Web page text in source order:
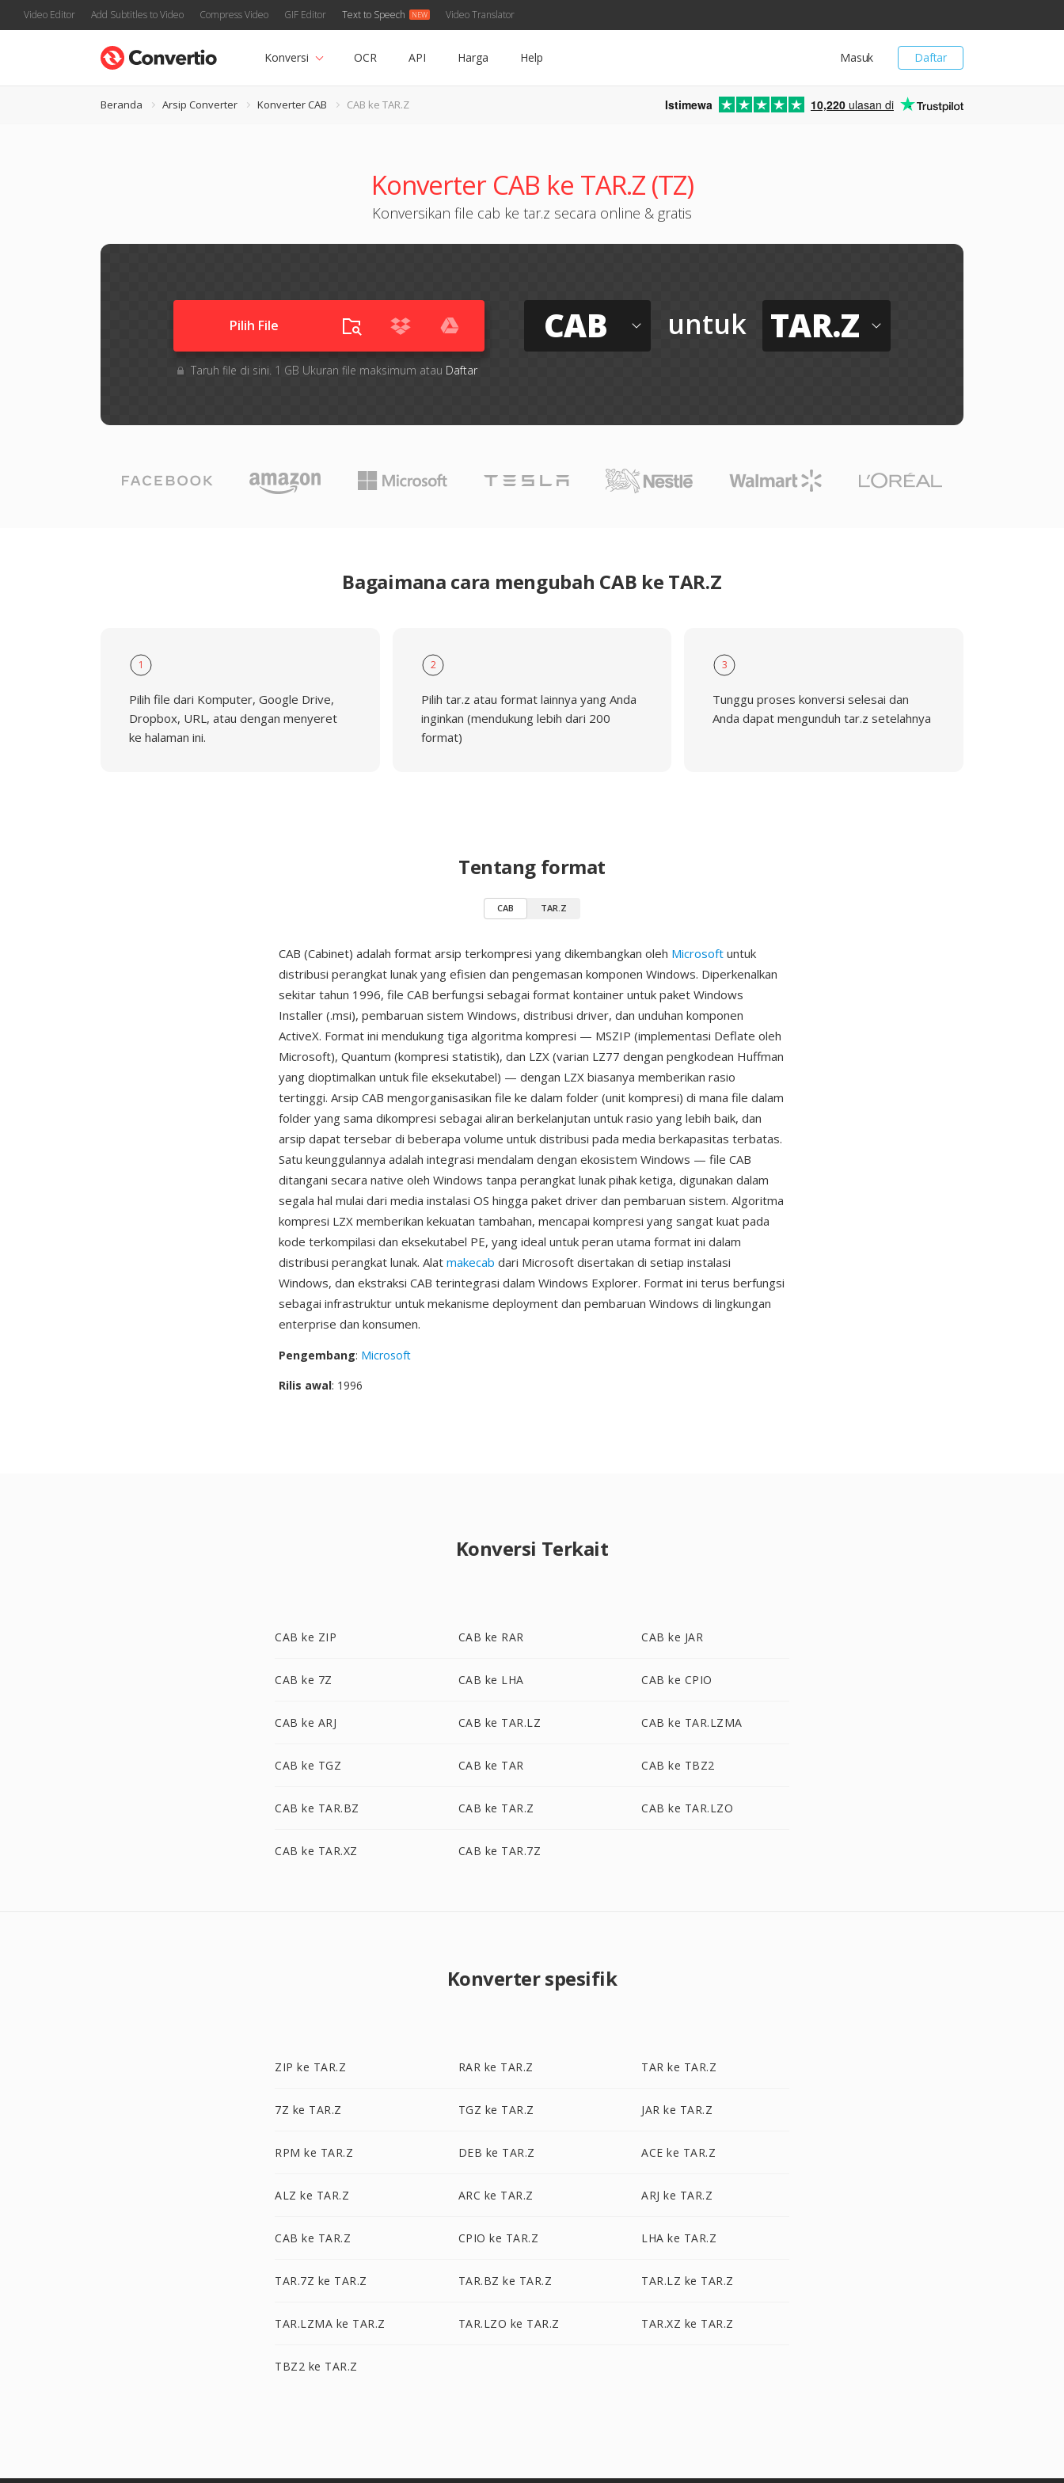
Video Editor Add Subtitles to Video Compress Video GIF Editor Text to Speech Video Translator
Daftar
Masuk
Konversi OCR API Harga Help
Beranda Arsip Converter Konverter CAB CAB ke TAR.Z Istimewa 10,220 ulasan di
Konverter CAB ke TAR.Z (TZ)
Konversikan file cab ke tar.z secara online & gratis
Pilih File
Taruh file di sini. 1 GB Ukuran file maksimum atau Daftar
CAB untuk TAR.Z
Bagaimana cara mengubah CAB ke TAR.Z
1
Pilih file dari Komputer, Google Drive,
Dropbox, URL, atau dengan menyeret
ke halaman ini.
2
Pilih tar.z atau format lainnya yang Anda
inginkan (mendukung lebih dari 200
format)
3
Tunggu proses konversi selesai dan
Anda dapat mengunduh tar.z setelahnya
Tentang format
CAB TAR.Z
CAB (Cabinet) adalah format arsip terkompresi yang dikembangkan oleh Microsoft untuk
distribusi perangkat lunak yang efisien dan pengemasan komponen Windows. Diperkenalkan
sekitar tahun 1996, file CAB berfungsi sebagai format kontainer untuk paket Windows
Installer (.msi), pembaruan sistem Windows, distribusi driver, dan unduhan komponen
ActiveX. Format ini mendukung tiga algoritma kompresi — MSZIP (implementasi Deflate oleh
Microsoft), Quantum (kompresi statistik), dan LZX (varian LZ77 dengan pengkodean Huffman
yang dioptimalkan untuk file eksekutabel) — dengan LZX biasanya memberikan rasio
tertinggi. Arsip CAB mengorganisasikan file ke dalam folder (unit kompresi) di mana file dalam
folder yang sama dikompresi sebagai aliran berkelanjutan untuk rasio yang lebih baik, dan
arsip dapat tersebar di beberapa volume untuk distribusi pada media berkapasitas terbatas.
Satu keunggulannya adalah integrasi mendalam dengan ekosistem Windows — file CAB
ditangani secara native oleh Windows tanpa perangkat lunak pihak ketiga, digunakan dalam
segala hal mulai dari media instalasi OS hingga paket driver dan pembaruan sistem. Algoritma
kompresi LZX memberikan kekuatan tambahan, mencapai kompresi yang sangat kuat pada
kode terkompilasi dan eksekutabel PE, yang ideal untuk peran utama format ini dalam
distribusi perangkat lunak. Alat makecab dari Microsoft disertakan di setiap instalasi
Windows, dan ekstraksi CAB terintegrasi dalam Windows Explorer. Format ini terus berfungsi
sebagai infrastruktur untuk mekanisme deployment dan pembaruan Windows di lingkungan
enterprise dan konsumen.
Pengembang: Microsoft
Rilis awal: 1996
Konversi Terkait
CAB ke ZIP CAB ke RAR CAB ke JAR
CAB ke 7Z CAB ke LHA CAB ke CPIO
CAB ke ARJ CAB ke TAR.LZ CAB ke TAR.LZMA
CAB ke TGZ CAB ke TAR CAB ke TBZ2
CAB ke TAR.BZ CAB ke TAR.Z CAB ke TAR.LZO
CAB ke TAR.XZ CAB ke TAR.7Z
Konverter spesifik
ZIP ke TAR.Z RAR ke TAR.Z TAR ke TAR.Z
7Z ke TAR.Z TGZ ke TAR.Z JAR ke TAR.Z
RPM ke TAR.Z DEB ke TAR.Z ACE ke TAR.Z
ALZ ke TAR.Z ARC ke TAR.Z ARJ ke TAR.Z
CAB ke TAR.Z CPIO ke TAR.Z LHA ke TAR.Z
TAR.7Z ke TAR.Z TAR.BZ ke TAR.Z TAR.LZ ke TAR.Z
TAR.LZMA ke TAR.Z TAR.LZO ke TAR.Z TAR.XZ ke TAR.Z
TBZ2 ke TAR.Z